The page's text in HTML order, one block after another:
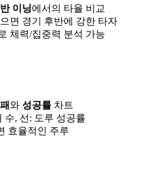
이닝에서의 타율 비교
면 경기 후반에 강한 타자
체력/집중력 분석 가능
와 성공률 차트
수, 선: 도루 성공률
효율적인 주루